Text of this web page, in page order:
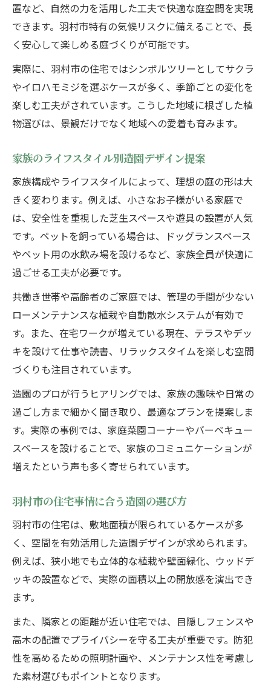
置など、自然の力を活用した工夫で快適な庭空間を実現
できます。羽村市特有の気候リスクに備えることで、長
く安心して楽しめる庭づくりが可能です。
実際に、羽村市の住宅ではシンボルツリーとしてサクラ
やイロハモミジを選ぶケースが多く、季節ごとの変化を
楽しむ工夫がされています。こうした地域に根ざした植
物選びは、景観だけでなく地域への愛着も育みます。
家族のライフスタイル別造園デザイン提案
家族構成やライフスタイルによって、理想の庭の形は大
きく変わります。例えば、小さなお子様がいる家庭で
は、安全性を重視した芝生スペースや遊具の設置が人気
です。ペットを飼っている場合は、ドッグランスペース
やペット用の水飲み場を設けるなど、家族全員が快適に
過ごせる工夫が必要です。
共働き世帯や高齢者のご家庭では、管理の手間が少ない
ローメンテナンスな植栽や自動散水システムが有効で
す。また、在宅ワークが増えている現在、テラスやデッ
キを設けて仕事や読書、リラックスタイムを楽しむ空間
づくりも注目されています。
造園のプロが行うヒアリングでは、家族の趣味や日常の
過ごし方まで細かく聞き取り、最適なプランを提案しま
す。実際の事例では、家庭菜園コーナーやバーベキュー
スペースを設けることで、家族のコミュニケーションが
増えたという声も多く寄せられています。
羽村市の住宅事情に合う造園の選び方
羽村市の住宅は、敷地面積が限られているケースが多
く、空間を有効活用した造園デザインが求められます。
例えば、狭小地でも立体的な植栽や壁面緑化、ウッドデ
ッキの設置などで、実際の面積以上の開放感を演出でき
ます。
また、隣家との距離が近い住宅では、目隠しフェンスや
高木の配置でプライバシーを守る工夫が重要です。防犯
性を高めるための照明計画や、メンテナンス性を考慮し
た素材選びもポイントとなります。